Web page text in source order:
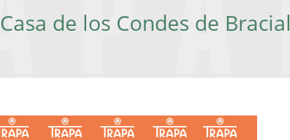
Casa de los Condes de Bracial